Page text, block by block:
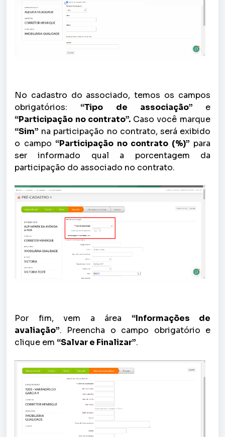
No cadastro do associado, temos os campos
obrigatórios:“Tipo de associação” e
“Participação no contrato”. Caso você marque
“Sim” na participação no contrato, será exibido
o campo “Participação no contrato (%)” para
ser informado qual a porcentagem da
participação do associado no contrato.
Por fim, vem a área “Informações de
avaliação”. Preencha o campo obrigatório e
clique em “Salvar e Finalizar”.